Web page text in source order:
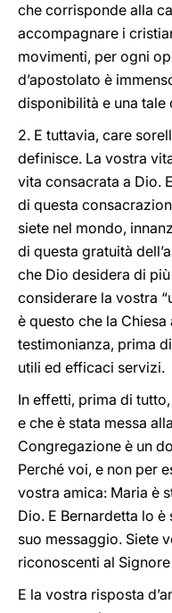
che corrisponde alla
accompagnare i
movimenti, per ogni
d’apostolato è
disponibilità e una tale
2. E tuttavia, care
definisce. La vostra
vita consacrata a Dio.
di questa
siete nel mondo,
di questa gratuità
che Dio desidera di
considerare la vostra
è questo che la
testimonianza, prima
utili ed efficaci servizi.
In effetti, prima di
e che è stata messa
Congregazione è un
Perché voi, e non per
vostra amica: Maria è
Dio. E Bernardetta lo
suo messaggio. Siete
riconoscenti al
E la vostra risposta